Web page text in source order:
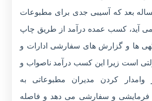
بعد که آسیبی جدی برای مطبوعات
آید، کسب عمده درآمد از طریق چاپ
ها و گزارش های سفارشی ادارات و
است زیرا این کسب درآمد ناصواب و
وامدار کردن مدیران مطبوعاتی به
فرمایشی و سفارشی می دهد و فاصله